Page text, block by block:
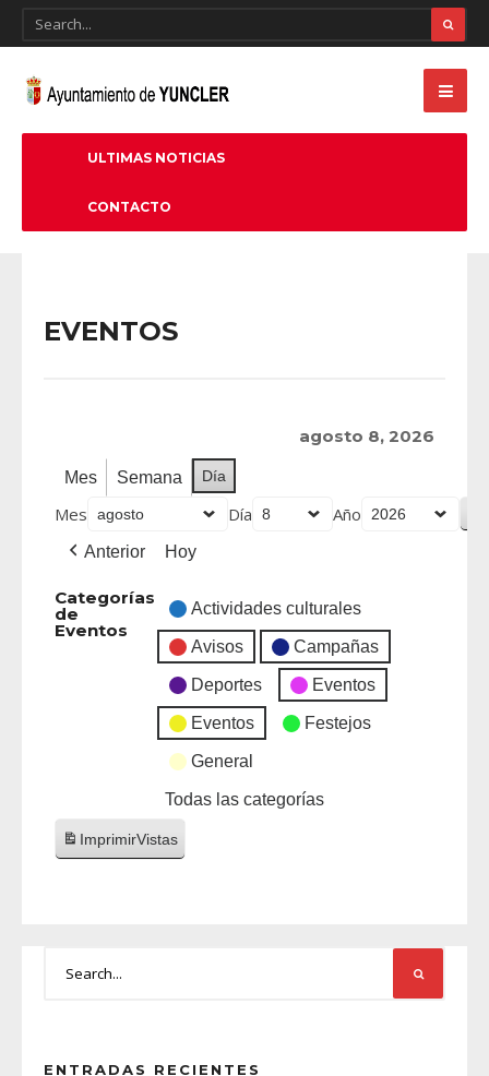
ULTIMAS NOTICIAS
CONTACTO
EVENTOS
agosto 8, 2026
Mes Semana Día
Mes Día Año
Anterior Hoy
Categorías
de
Eventos
Actividades culturales
Avisos Campañas
Deportes Eventos
Eventos Festejos
General
Todas las categorías
ImprimirVistas
ENTRADAS RECIENTES